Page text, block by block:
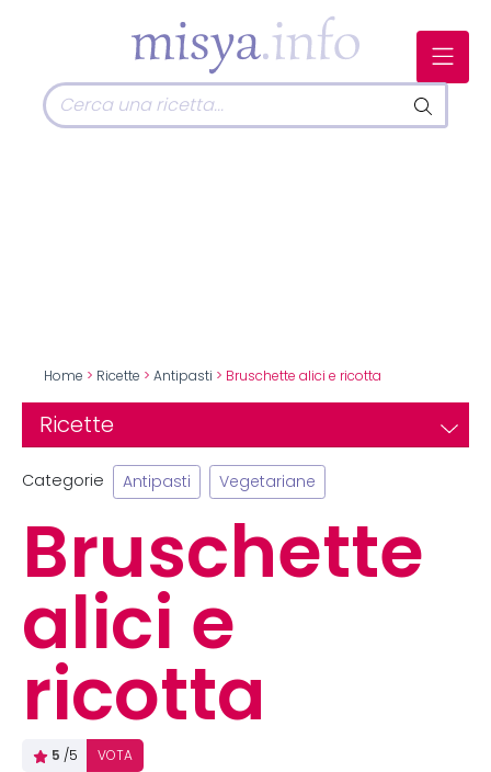
Home > Ricette > Antipasti > Bruschette alici e ricotta
Ricette
Categorie Antipasti Vegetariane
Bruschette
alici e
ricotta
5 /5 VOTA